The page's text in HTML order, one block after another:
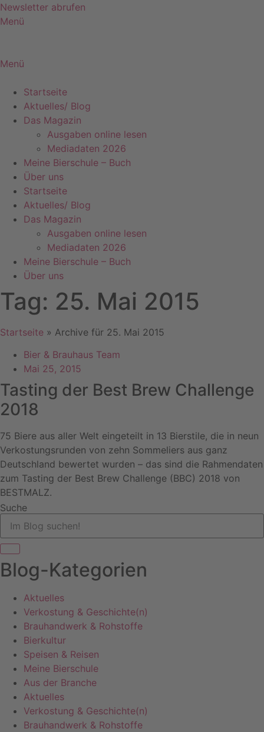
Zum
Inhalt
Newsletter abrufen
Menü
Menü
Startseite
Aktuelles/ Blog
Das Magazin
Ausgaben online lesen
Mediadaten 2026
Meine Bierschule – Buch
Über uns
Startseite
Aktuelles/ Blog
Das Magazin
Ausgaben online lesen
Mediadaten 2026
Meine Bierschule – Buch
Über uns
Tag: 25. Mai 2015
Startseite » Archive für 25. Mai 2015
Bier & Brauhaus Team
Mai 25, 2015
Tasting der Best Brew Challenge
2018
75 Biere aus aller Welt eingeteilt in 13 Bierstile, die in neun
Verkostungsrunden von zehn Sommeliers aus ganz
Deutschland bewertet wurden – das sind die Rahmendaten
zum Tasting der Best Brew Challenge (BBC) 2018 von
BESTMALZ.
Suche
Blog-Kategorien
Aktuelles
Verkostung & Geschichte(n)
Brauhandwerk & Rohstoffe
Bierkultur
Speisen & Reisen
Meine Bierschule
Aus der Branche
Aktuelles
Verkostung & Geschichte(n)
Brauhandwerk & Rohstoffe